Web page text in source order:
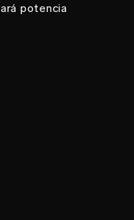
potencia